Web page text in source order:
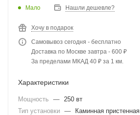
Мало Нашли дешевле?
Хочу в подарок
Самовывоз сегодня - бесплатно
Доставка по Москве завтра - 600 ₽
За пределами МКАД 40 ₽ за 1 км.
Характеристики
Мощность — 250 вт
Тип установки —
Каминная пристенная